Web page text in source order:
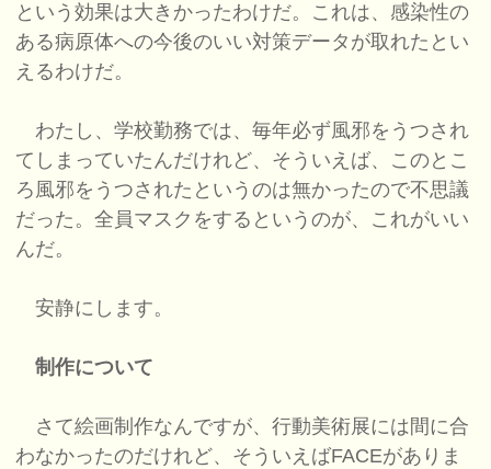
という効果は大きかったわけだ。これは、感染性の
ある病原体への今後のいい対策データが取れたとい
えるわけだ。
わたし、学校勤務では、毎年必ず風邪をうつされ
てしまっていたんだけれど、そういえば、このとこ
ろ風邪をうつされたというのは無かったので不思議
だった。全員マスクをするというのが、これがいい
んだ。
安静にします。
制作について
さて絵画制作なんですが、行動美術展には間に合
わなかったのだけれど、そういえばFACEがありま